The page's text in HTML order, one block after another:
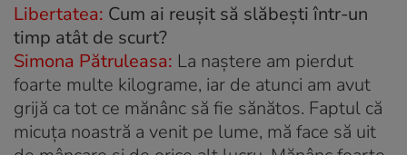
Libertatea: Cum ai reuşit să slăbeşti într-un
timp atât de scurt?
Simona Pătruleasa: La naştere am pierdut
foarte multe kilograme, iar de atunci am avut
grijă ca tot ce mănânc să fie sănătos. Faptul că
micuţa noastră a venit pe lume, mă face să uit